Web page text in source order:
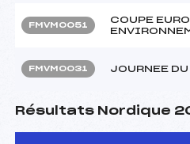
FMVM0051
COUPE
FMVM0031 JOURNEE
Résultats Nordique